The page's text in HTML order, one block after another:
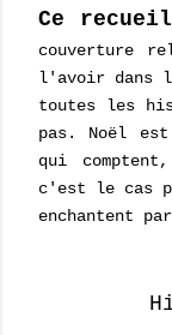
Ce
couverture
l'avoir dans
toutes les
pas. Noël
qui
c'est le cas
enchantent